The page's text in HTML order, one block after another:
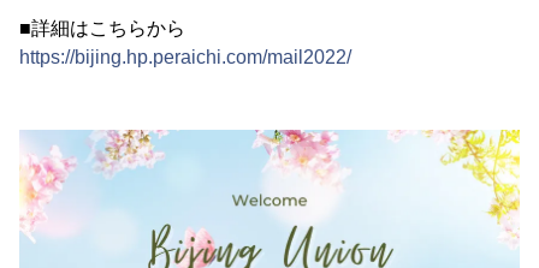
■詳細はこちらから
https://bijing.hp.peraichi.com/mail2022/